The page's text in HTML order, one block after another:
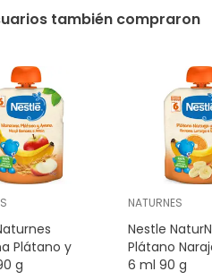
también compraron
Plátano y
g
NATURNES
Nestle
Plátano
6 ml 90 g